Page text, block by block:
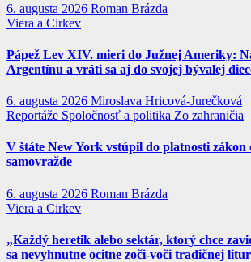
6. augusta 2026 Roman Brázda
Viera a Cirkev
Pápež Lev XIV. mieri do Južnej Ameriky:
Argentínu a vráti sa aj do svojej bývalej
6. augusta 2026 Miroslava Hricová-Jurečková
Reportáže Spoločnosť a politika Zo zahraničia
V štáte New York vstúpil do platnosti zákon
samovražde
6. augusta 2026 Roman Brázda
Viera a Cirkev
„Každý heretik alebo sektár, ktorý chce
sa nevyhnutne ocitne zoči-voči tradičnej